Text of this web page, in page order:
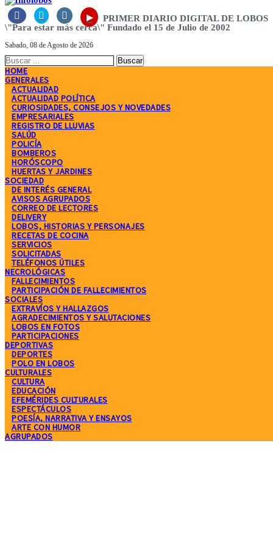
   ▸
PRIMER DIARIO DIGITAL DE LOBOS
\"Para estar más cerca\" Fundado el 15 de Julio de 2002
Sabado, 08 de Agosto de 2026
HOME
GENERALES
ACTUALIDAD
ACTUALIDAD POLÍTICA
CURIOSIDADES, CONSEJOS Y NOVEDADES
EMPRESARIALES
REGISTRO DE LLUVIAS
SALÚD
POLICÍA
BOMBEROS
HORÓSCOPO
HUERTAS Y JARDINES
SOCIEDAD
DE INTERÉS GENERAL
AVISOS AGRUPADOS
CORREO DE LECTORES
DELIVERY
LOBOS, HISTORIAS Y PERSONAJES
RECETAS DE COCINA
SERVICIOS
SOLICITADAS
TELÉFONOS ÚTILES
NECROLÓGICAS
FALLECIMIENTOS
PARTICIPACIÓN DE FALLECIMIENTOS
SOCIALES
EXTRAVÍOS Y HALLAZGOS
AGRADECIMIENTOS Y SALUTACIONES
LOBOS EN FOTOS
PARTICIPACIONES
DEPORTIVAS
DEPORTES
POLO EN LOBOS
CULTURALES
CULTURA
EDUCACIÓN
EFEMÉRIDES CULTURALES
ESPECTÁCULOS
POESÍA, NARRATIVA Y ENSAYOS
ARTE CON HUMOR
AGRUPADOS